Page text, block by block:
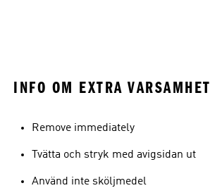
INFO OM EXTRA VARSAMHET
Remove immediately
Tvätta och stryk med avigsidan ut
Använd inte sköljmedel